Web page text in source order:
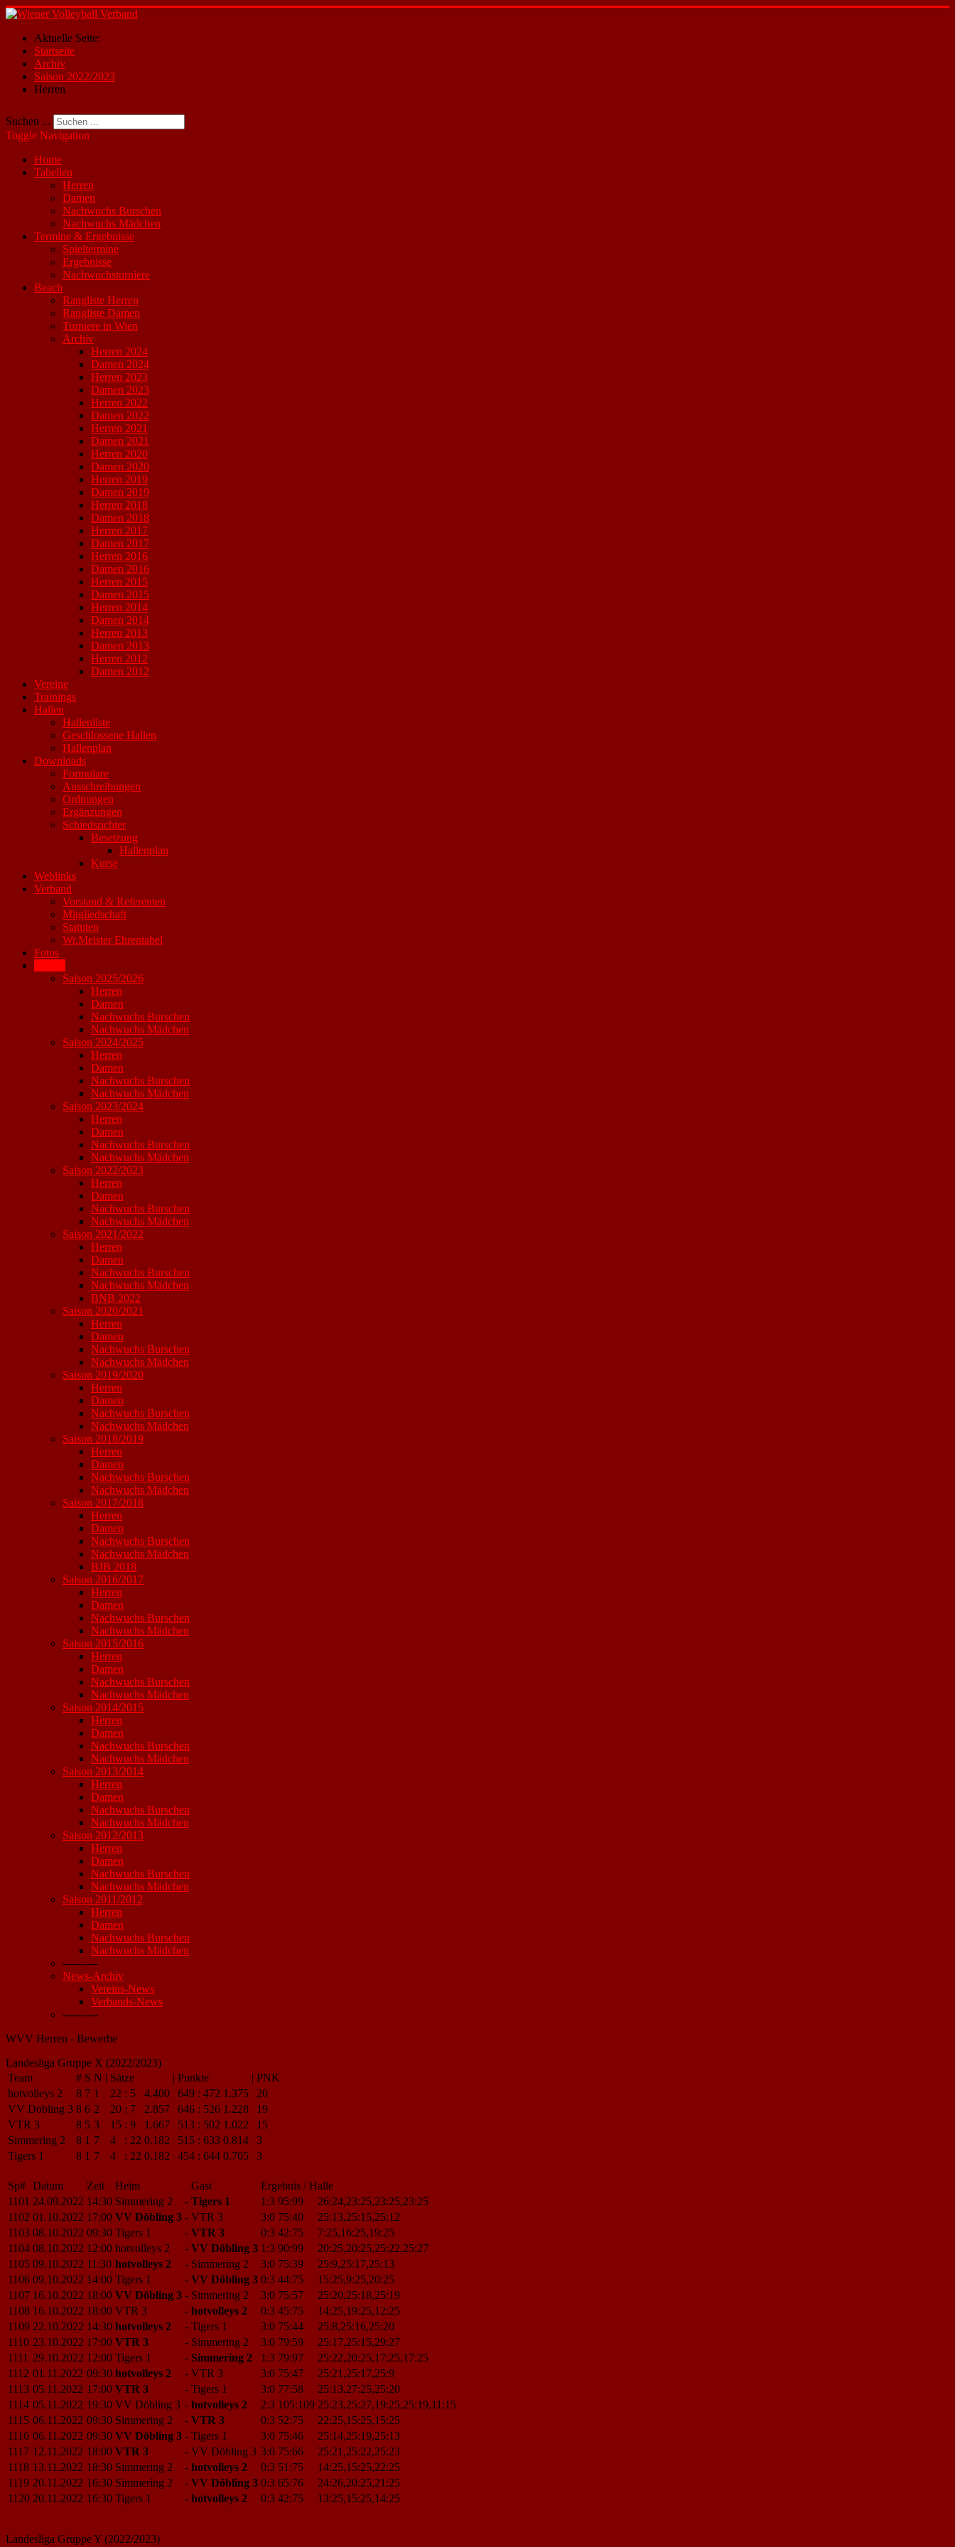
Aktuelle Seite:
Startseite
Archiv
Saison 2022/2023
Herren
Suchen ...
Toggle Navigation
Home
Tabellen
Herren
Damen
Nachwuchs Burschen
Nachwuchs Mädchen
Termine & Ergebnisse
Spieltermine
Ergebnisse
Nachwuchsturniere
Beach
Rangliste Herren
Rangliste Damen
Turniere in Wien
Archiv
Herren 2024
Damen 2024
Herren 2023
Damen 2023
Herren 2022
Damen 2022
Herren 2021
Damen 2021
Herren 2020
Damen 2020
Herren 2019
Damen 2019
Herren 2018
Damen 2018
Herren 2017
Damen 2017
Herren 2016
Damen 2016
Herren 2015
Damen 2015
Herren 2014
Damen 2014
Herren 2013
Damen 2013
Herren 2012
Damen 2012
Vereine
Trainings
Hallen
Hallenliste
Geschlossene Hallen
Hallenplan
Downloads
Formulare
Ausschreibungen
Ordnungen
Ergänzungen
Schiedsrichter
Besetzung
Hallenplan
Kurse
Weblinks
Verband
Vorstand & Referenten
Mitgliedschaft
Statuten
Wr.Meister Ehrentabel
Fotos
Saison 2025/2026
Herren
Damen
Nachwuchs Burschen
Nachwuchs Mädchen
Saison 2024/2025
Herren
Damen
Nachwuchs Burschen
Nachwuchs Mädchen
Saison 2023/2024
Herren
Damen
Nachwuchs Burschen
Nachwuchs Mädchen
Saison 2022/2023
Herren
Damen
Nachwuchs Burschen
Nachwuchs Mädchen
Saison 2021/2022
Herren
Damen
Nachwuchs Burschen
Nachwuchs Mädchen
BNB 2022
Saison 2020/2021
Herren
Damen
Nachwuchs Burschen
Nachwuchs Mädchen
Saison 2019/2020
Herren
Damen
Nachwuchs Burschen
Nachwuchs Mädchen
Saison 2018/2019
Herren
Damen
Nachwuchs Burschen
Nachwuchs Mädchen
Saison 2017/2018
Herren
Damen
Nachwuchs Burschen
Nachwuchs Mädchen
BJB 2018
Saison 2016/2017
Herren
Damen
Nachwuchs Burschen
Nachwuchs Mädchen
Saison 2015/2016
Herren
Damen
Nachwuchs Burschen
Nachwuchs Mädchen
Saison 2014/2015
Herren
Damen
Nachwuchs Burschen
Nachwuchs Mädchen
Saison 2013/2014
Herren
Damen
Nachwuchs Burschen
Nachwuchs Mädchen
Saison 2012/2013
Herren
Damen
Nachwuchs Burschen
Nachwuchs Mädchen
Saison 2011/2012
Herren
Damen
Nachwuchs Burschen
Nachwuchs Mädchen
----------
News-Archiv
Vereins-News
Verbands-News
----------
WVV Herren - Bewerbe
Landesliga Gruppe X (2022/2023)
Team
# S N | Sätze | Punkte | PNK
hotvolleys 2
8 7 1 22 : 5 4.400 649 : 472 1.375
20
VV Döbling 3 8 6 2 20 : 7 2.857 646 : 526 1.228
19
VTR 3
8 5 3 15 : 9 1.667 513 : 502 1.022
15
Simmering 2
8 1 7 4 : 22 0.182 515 : 633 0.814
3
Tigers 1
8 1 7 4 : 22 0.182 454 : 644 0.705 3
Sp# Datum Zeit Heim Gast
Ergebnis / Halle
1101 24.09.2022 14:30 Simmering 2 - Tigers 1 1:3 95:99
26:24,23:25,23:25,23:25
1102 01.10.2022 17:00 VV Döbling 3 - VTR 3 3:0 75:40
25:13,25:15,25:12
1103 08.10.2022 09:30 Tigers 1 - VTR 3 0:3 42:75
7:25,16:25,19:25
1104 08.10.2022 12:00 hotvolleys 2 - VV Döbling 3 1:3 90:99
20:25,20:25,25:22,25:27
1105 09.10.2022 11:30 hotvolleys 2 - Simmering 2 3:0 75:39
25:9,25:17,25:13
1106 09.10.2022 14:00 Tigers 1 - VV Döbling 3 0:3 44:75
15:25,9:25,20:25
1107 16.10.2022 18:00 VV Döbling 3 - Simmering 2 3:0 75:57
25:20,25:18,25:19
1108 16.10.2022 18:00 VTR 3 - hotvolleys 2 0:3 45:75
14:25,19:25,12:25
1109 22.10.2022 14:30 hotvolleys 2 - Tigers 1 3:0 75:44
25:8,25:16,25:20
1110 23.10.2022 17:00 VTR 3 - Simmering 2 3:0 79:59
25:17,25:15,29:27
1111 29.10.2022 12:00 Tigers 1 - Simmering 2 1:3 79:97
25:22,20:25,17:25,17:25
1112 01.11.2022 09:30 hotvolleys 2 - VTR 3 3:0 75:47
25:21,25:17,25:9
1113 05.11.2022 17:00 VTR 3 - Tigers 1 3:0 77:58
25:13,27:25,25:20
1114 05.11.2022 19:30 VV Döbling 3 - hotvolleys 2 2:3 105:109 25:23,25:27,19:25,25:19,11:15
1115 06.11.2022 09:30 Simmering 2 - VTR 3 0:3 52:75
22:25,15:25,15:25
1116 06.11.2022 09:30 VV Döbling 3 - Tigers 1 3:0 75:46
25:14,25:19,25:13
1117 12.11.2022 18:00 VTR 3 - VV Döbling 3 3:0 75:66
25:21,25:22,25:23
1118 13.11.2022 18:30 Simmering 2 - hotvolleys 2 0:3 51:75
14:25,15:25,22:25
1119 20.11.2022 16:30 Simmering 2 - VV Döbling 3 0:3 65:76
24:26,20:25,21:25
1120 20.11.2022 16:30 Tigers 1 - hotvolleys 2 0:3 42:75 13:25,15:25,14:25
Landesliga Gruppe Y (2022/2023)